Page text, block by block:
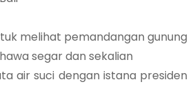
melihat pemandangan gunung
segar dan sekalian
air suci dengan istana presiden